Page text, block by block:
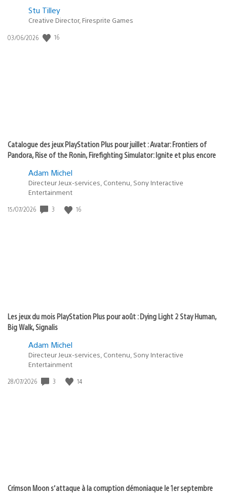
Postée
:
state
Stu Tilley
Creative Director, Firesprite Games
Date
03/06/2026 16
Catalogue des jeux PlayStation Plus pour juillet : Avatar: Frontiers of
Pandora, Rise of the Ronin, Firefighting Simulator: Ignite et plus encore
Adam Michel
Directeur Jeux-services, Contenu, Sony Interactive
Entertainment
Date
15/07/2026 3 16
Les jeux du mois PlayStation Plus pour août : Dying Light 2 Stay Human,
Big Walk, Signalis
Adam Michel
Directeur Jeux-services, Contenu, Sony Interactive
Entertainment
Date
28/07/2026 3 14
Crimson Moon s’attaque à la corruption démoniaque le 1er septembre